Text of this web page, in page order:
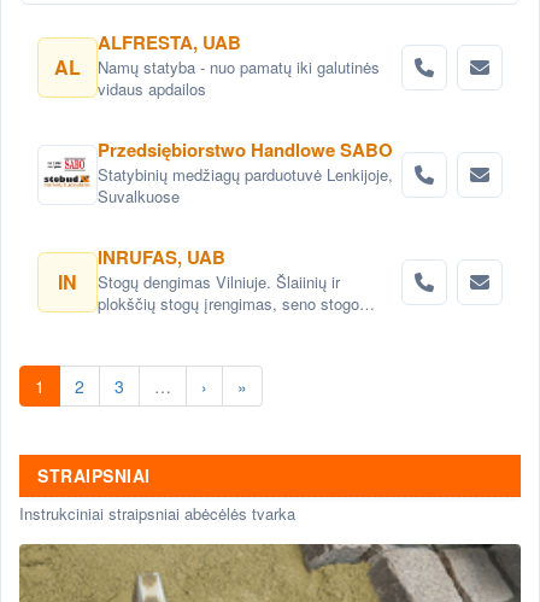
AL
ALFRESTA, UAB
Namų statyba - nuo pamatų iki galutinės
vidaus apdailos
Przedsiębiorstwo Handlowe SABO
Statybinių medžiagų parduotuvė Lenkijoje,
Suvalkuose
IN
INRUFAS, UAB
Stogų dengimas Vilniuje. Šlaiinių ir
plokščių stogų įrengimas, seno stogo
Vilniuje. Stogų remonto darbai, stogo
renovacija Vilniuje.
1 2 3 … › »
STRAIPSNIAI
Instrukciniai straipsniai abėcėlės tvarka